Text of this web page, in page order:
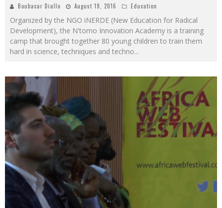
Boubacar Diallo August 19, 2016 Education
Organized by the NGO iNERDE (New Education for Radical
Development), the N'tomo Innovation Academy is a training
camp that brought together 80 young children to train them
hard in science, techniques and techno...